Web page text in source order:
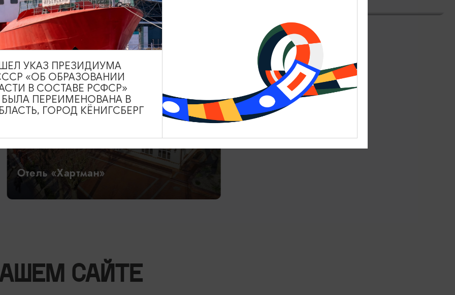
Отель «Хартман»
САЙТЕ
УКАЗ ПРЕЗИДИУМА
«ОБ ОБРАЗОВАНИИ
В СОСТАВЕ РСФСР»
ПЕРЕИМЕНОВАНА В
ГОРОД КЁНИГСБЕРГ